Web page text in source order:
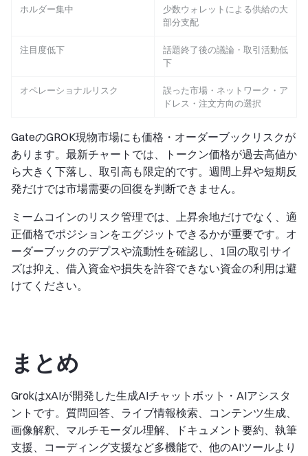
ホルダー集中
少数ウォレットによる供給の大
部分支配
注目度低下
話題終了後の議論・取引活動低
下
オペレーショナルリスク
誤った市場・ネットワーク・ア
ドレス・注文方向の選択
GateのGROK現物市場にも価格・オーダーブックリスクが
あります。最新チャートでは、トークン価格が過去高値か
ら大きく下落し、取引高も限定的です。週間上昇や短期反
発だけでは市場需要の回復を判断できません。
ミームコインのリスク管理では、上昇余地だけでなく、適
正価格でポジションをエグジットできるかが重要です。オ
ーダーブックのデプスや流動性を確認し、1回の取引サイ
ズは抑え、借入資金や損失を許容できない資金の利用は避
けてください。
まとめ
GrokはxAIが開発した生成AIチャットボット・AIアシスタ
ントです。質問回答、ライブ情報検索、コンテンツ生成、
画像解釈、マルチモーダル理解、ドキュメント要約、執筆
支援、コーディング支援など多機能で、他のAIツールより